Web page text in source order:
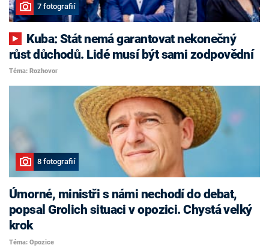
7 fotografií
růst důchodů. Lidé musí být sami zodpovědní
Téma: Rozhovor
8 fotografií
Úmorné, ministři s námi nechodí do debat,
popsal Grolich situaci v opozici. Chystá velký
krok
Téma: Opozice